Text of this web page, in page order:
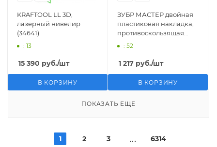
KRAFTOOL LL 3D,
лазерный нивелир
(34641)
: 13
15 390 руб./шт
В КОРЗИНУ
ЗУБР МАСТЕР двойная
пластиковая накладка,
противоскользящая
поверхность,
(11525)
: 52
1 217 руб./шт
В КОРЗИНУ
ПОКАЗАТЬ ЕЩЕ
1 2 3 6314